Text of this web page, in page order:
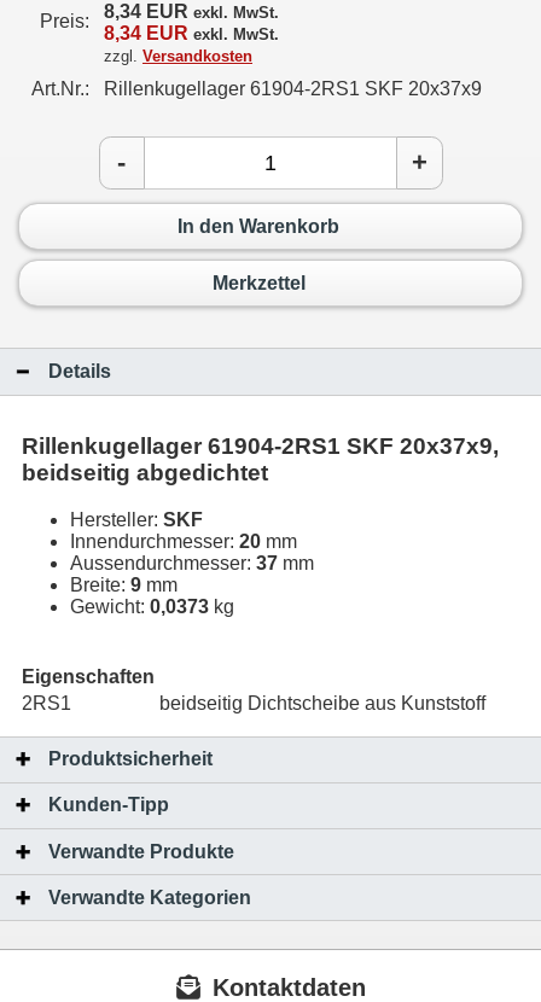
Preis: 8,34 EUR exkl. MwSt.
8,34 EUR exkl. MwSt.
zzgl. Versandkosten
Art.Nr.: Rillenkugellager 61904-2RS1 SKF 20x37x9
- +
In den Warenkorb
Merkzettel
Details
Rillenkugellager 61904-2RS1 SKF 20x37x9,
beidseitig abgedichtet
Hersteller: SKF
Innendurchmesser: 20 mm
Aussendurchmesser: 37 mm
Breite: 9 mm
Gewicht: 0,0373 kg
Eigenschaften
2RS1
beidseitig Dichtscheibe aus Kunststoff
Produktsicherheit
Kunden-Tipp
Verwandte Produkte
Verwandte Kategorien
Kontaktdaten